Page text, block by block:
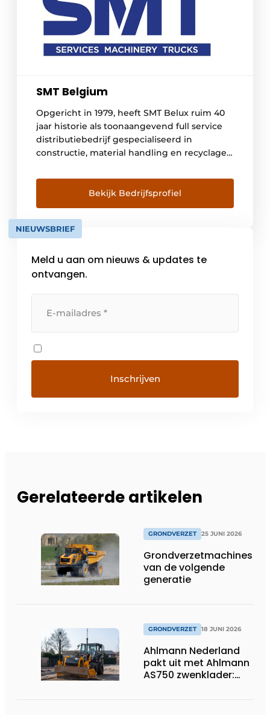
SMT Belgium
Opgericht in 1979, heeft SMT Belux ruim 40
jaar historie als toonaangevend full service
distributiebedrijf gespecialiseerd in
constructie, material handling en recyclage.
strategie, gericht op merken die hun sporen
hebben verdiend en marktleider zijn op het
gebied van ‘total cost of ownership’,
levensduur, gebruiksvriendelijkheid,
duurzaamheid, comfort en veiligheid. Sterke
Bekijk Bedrijfsprofiel
NIEUWSBRIEF
Meld u aan om nieuws & updates te
ontvangen.
Gerelateerde artikelen
GRONDVERZET 25 JUNI 2026
Grondverzetmachines
van de volgende
generatie
GRONDVERZET 18 JUNI 2026
Ahlmann Nederland
pakt uit met Ahlmann
AS750 zwenklader: